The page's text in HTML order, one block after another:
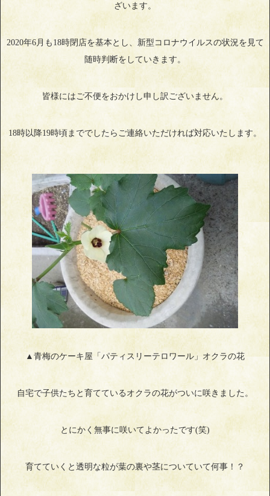
ざいます。
2020年6月も18時閉店を基本とし、新型コロナウイルスの状況を見て
随時判断をしていきます。
皆様にはご不便をおかけし申し訳ございません。
18時以降19時頃まででしたらご連絡いただければ対応いたします。
▲青梅のケーキ屋「パティスリーテロワール」オクラの花
自宅で子供たちと育てているオクラの花がついに咲きました。
とにかく無事に咲いてよかったです(笑)
育てていくと透明な粒が葉の裏や茎についていて何事！？